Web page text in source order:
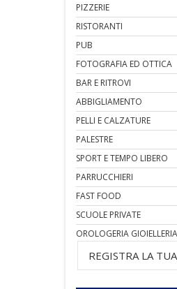
PIZZERIE
RISTORANTI
PUB
FOTOGRAFIA ED OTTICA
BAR E RITROVI
ABBIGLIAMENTO
PELLI E CALZATURE
PALESTRE
SPORT E TEMPO LIBERO
PARRUCCHIERI
FAST FOOD
SCUOLE PRIVATE
OROLOGERIA GIOIELLERIA
REGISTRA LA